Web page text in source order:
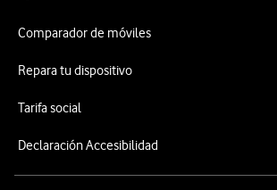
Comparador de móviles
Repara tu dispositivo
Tarifa social
Declaración Accesibilidad